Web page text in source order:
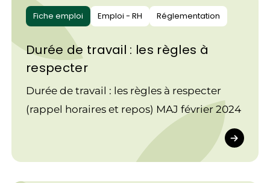
Fiche emploi Emploi - RH Réglementation
Durée de travail : les règles à
respecter
Durée de travail : les règles à respecter
(rappel horaires et repos) MAJ février 2024